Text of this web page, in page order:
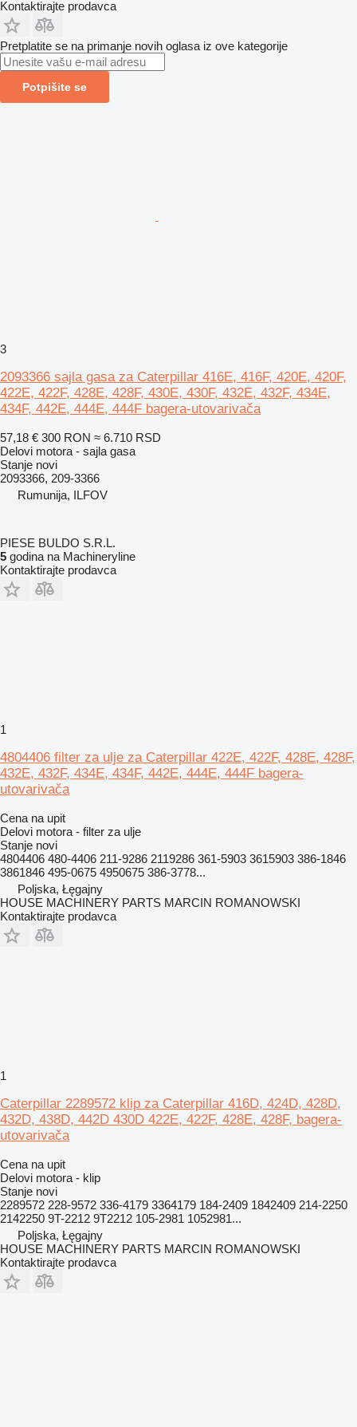
Kontaktirajte prodavca
Pretplatite se na primanje novih oglasa iz ove kategorije
Potpišite se
3
2093366 sajla gasa za Caterpillar 416E, 416F, 420E, 420F,
422E, 422F, 428E, 428F, 430E, 430F, 432E, 432F, 434E,
434F, 442E, 444E, 444F bagera-utovarivača
57,18 € 300 RON ≈ 6.710 RSD
Delovi motora - sajla gasa
Stanje novi
2093366, 209-3366
Rumunija, ILFOV
PIESE BULDO S.R.L.
5 godina na Machineryline
Kontaktirajte prodavca
1
4804406 filter za ulje za Caterpillar 422E, 422F, 428E, 428F,
432E, 432F, 434E, 434F, 442E, 444E, 444F bagera-
utovarivača
Cena na upit
Delovi motora - filter za ulje
Stanje novi
4804406 480-4406 211-9286 2119286 361-5903 3615903 386-1846
3861846 495-0675 4950675 386-3778...
Poljska, Łęgajny
HOUSE MACHINERY PARTS MARCIN ROMANOWSKI
Kontaktirajte prodavca
1
Caterpillar 2289572 klip za Caterpillar 416D, 424D, 428D,
432D, 438D, 442D 430D 422E, 422F, 428E, 428F, bagera-
utovarivača
Cena na upit
Delovi motora - klip
Stanje novi
2289572 228-9572 336-4179 3364179 184-2409 1842409 214-2250
2142250 9T-2212 9T2212 105-2981 1052981...
Poljska, Łęgajny
HOUSE MACHINERY PARTS MARCIN ROMANOWSKI
Kontaktirajte prodavca